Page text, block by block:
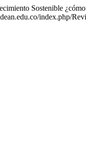
Sostenible
index.php/